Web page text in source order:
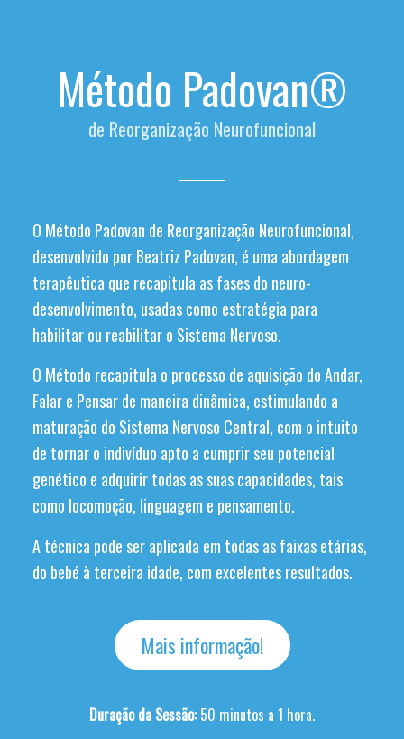
Método Padovan®
de Reorganização Neurofuncional
O Método Padovan de Reorganização Neurofuncional,
desenvolvido por Beatriz Padovan, é uma abordagem
terapêutica que recapitula as fases do neuro-
desenvolvimento, usadas como estratégia para
habilitar ou reabilitar o Sistema Nervoso.
O Método recapitula o processo de aquisição do Andar,
Falar e Pensar de maneira dinâmica, estimulando a
maturação do Sistema Nervoso Central, com o intuito
de tornar o indivíduo apto a cumprir seu potencial
genético e adquirir todas as suas capacidades, tais
como locomoção, linguagem e pensamento.
A técnica pode ser aplicada em todas as faixas etárias,
do bebé à terceira idade, com excelentes resultados.
Mais informação!
Duração da Sessão:50 minutos a 1 hora.